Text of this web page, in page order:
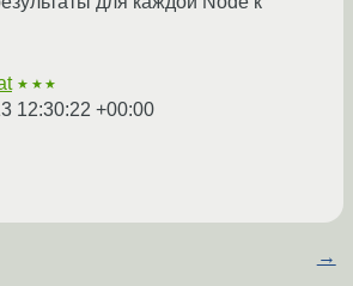
★★★
12:30:22 +00:00
→